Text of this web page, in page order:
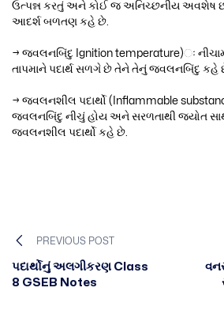
ઉત્પન્ન કરતું અને કોઈ જ અનિચ્છનીય અવશેષ
આદર્શ બળતણ કહે છે.
→ જ્વલનબિંદુ Ignition temperature)ઃ
તાપમાને પદાર્થ સળગે છે તેને તેનું જ્વલનબિંદુ કહે
→ જ્વલનશીલ પદાર્થો (Inflammable
જ્વલનબિંદુ નીચું હોય અને સરળતાથી જ્યોત
જ્વલનશીલ પદાર્થો કહે છે.
PREVIOUS POST
પદાર્થોનું અલગીકરણ Class
8 GSEB Notes